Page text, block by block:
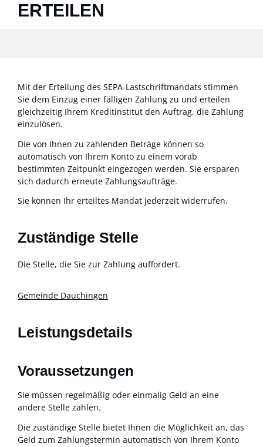
ERTEILEN
Mit der Erteilung des SEPA-Lastschriftmandats stimmen
Sie dem Einzug einer fälligen Zahlung zu und erteilen
gleichzeitig Ihrem Kreditinstitut den Auftrag, die Zahlung
einzulösen.
Die von Ihnen zu zahlenden Beträge können so
automatisch von Ihrem Konto zu einem vorab
bestimmten Zeitpunkt eingezogen werden. Sie ersparen
sich dadurch erneute Zahlungsaufträge.
Sie können Ihr erteiltes Mandat jederzeit widerrufen.
Zuständige Stelle
Die Stelle, die Sie zur Zahlung auffordert.
Gemeinde Dauchingen
Leistungsdetails
Voraussetzungen
Sie müssen regelmäßig oder einmalig Geld an eine
andere Stelle zahlen.
Die zuständige Stelle bietet Ihnen die Möglichkeit an, das
Geld zum Zahlungstermin automatisch von Ihrem Konto